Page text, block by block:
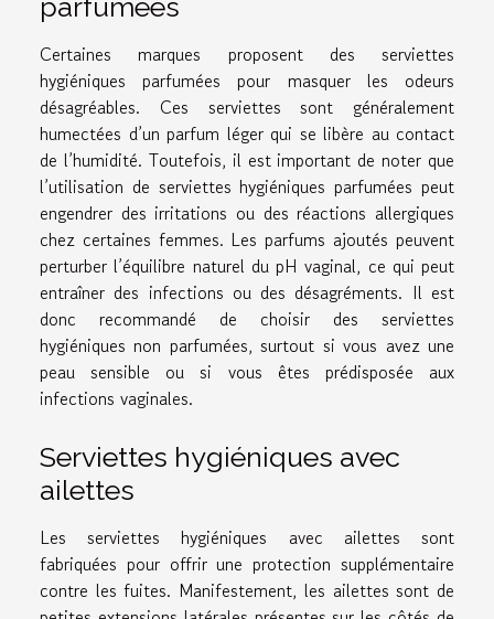
parfumées
Certaines marques proposent des serviettes
hygiéniques parfumées pour masquer les odeurs
désagréables. Ces serviettes sont généralement
humectées d’un parfum léger qui se libère au contact
de l’humidité. Toutefois, il est important de noter que
l’utilisation de serviettes hygiéniques parfumées peut
engendrer des irritations ou des réactions allergiques
chez certaines femmes. Les parfums ajoutés peuvent
perturber l’équilibre naturel du pH vaginal, ce qui peut
entraîner des infections ou des désagréments. Il est
donc recommandé de choisir des serviettes
hygiéniques non parfumées, surtout si vous avez une
peau sensible ou si vous êtes prédisposée aux
infections vaginales.
Serviettes hygiéniques avec
ailettes
Les serviettes hygiéniques avec ailettes sont
fabriquées pour offrir une protection supplémentaire
contre les fuites. Manifestement, les ailettes sont de